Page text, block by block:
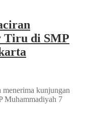
Tiru di SMP
kunjungan
Muhammadiyah 7